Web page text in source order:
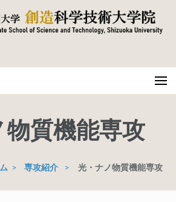
造科学技術大学院
質機能専攻
> 専攻紹介 > 光・ナノ物質機能専攻